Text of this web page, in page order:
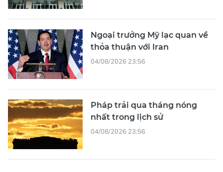
Ngoại trưởng Mỹ lạc quan về
thỏa thuận với Iran
04/08/2026 23:56
Pháp trải qua tháng nóng
nhất trong lịch sử
04/08/2026 23:56